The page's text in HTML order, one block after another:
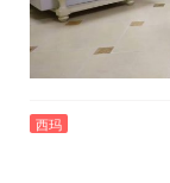
西玛